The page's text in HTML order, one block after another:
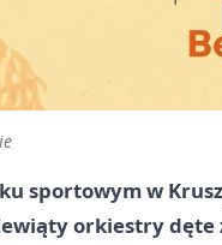
sportowym w
orkiestry